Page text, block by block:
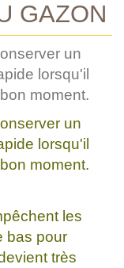
GAZON
un
lorsqu'il
moment.
un
lorsqu'il
moment.
les
bas pour
très